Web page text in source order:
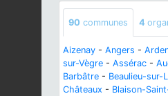
90 communes 4
Aizenay - Angers -
sur-Vègre - Assérac -
Barbâtre - Beaulieu-sur-
Châteaux - Blaison-